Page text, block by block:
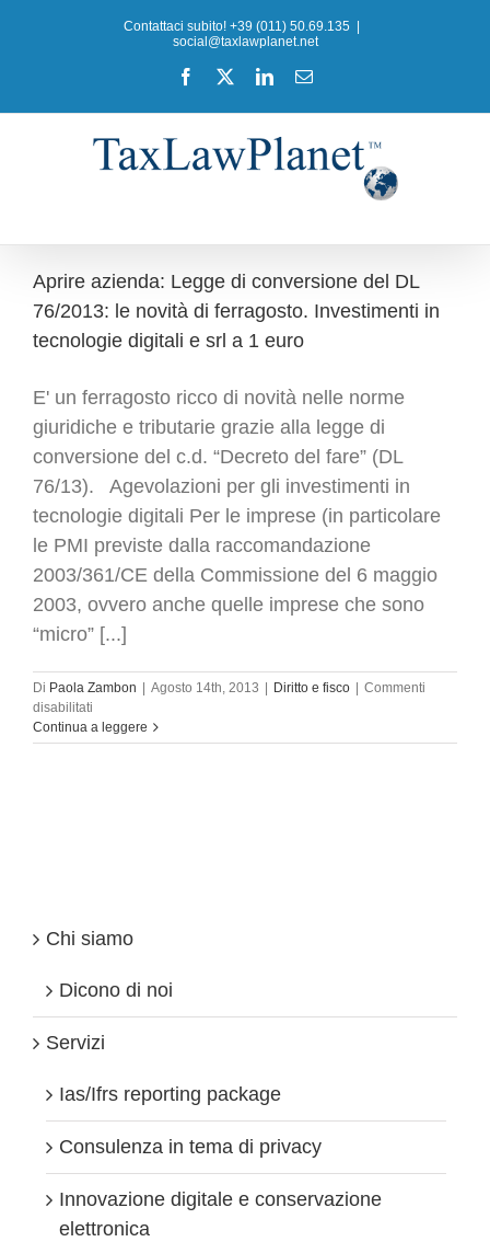
Contattaci subito! +39 (011) 50.69.135
social@taxlawplanet.net
Facebook LinkedInEmail
Aprire azienda: Legge di conversione del DL
76/2013: le novità di ferragosto. Investimenti in
tecnologie digitali e srl a 1 euro
E' un ferragosto ricco di novità nelle norme
giuridiche e tributarie grazie alla legge di
conversione del c.d. “Decreto del fare” (DL
76/13). Agevolazioni per gli investimenti in
tecnologie digitali Per le imprese (in particolare
le PMI previste dalla raccomandazione
2003/361/CE della Commissione del 6 maggio
2003, ovvero anche quelle imprese che sono
“micro” [...]
Di Paola Zambon Agosto 14th, 2013 Diritto e fisco
Commenti
disabilitati
Aprire
azienda:
ferragosto.
in
digitali
e
1
euro
Continua a leggere
Chi siamo
Dicono di noi
Servizi
Ias/Ifrs reporting package
Consulenza in tema di privacy
Innovazione digitale e conservazione
elettronica